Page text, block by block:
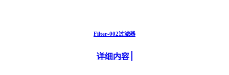
Filter-002过滤器
详细内容